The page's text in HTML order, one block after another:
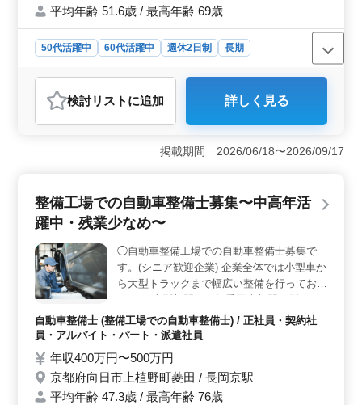
ています ＊1級建築施工管理技士の資格が必
平均年齢 51.6歳 / 最高年齢 69歳
50代活躍中 60代活躍中 週休2日制
長期
派遣社員
おすすめポイント
＜注文住宅施工管理のプロ＞ 木造の注文住宅を中心に
施工管理を行います。新築から改修リフォーム、アフタ
ーフォローまで幅広い業務に携われます。 ＜中高年
働ける環境です。 ＜ブランクのある方も歓迎＞ ブ
ランクのある方も積極的に採用しています。ベテランの
検討リスト に追加 詳しく見る
掲載期間 2026/06/18〜2026/09/17
整備工場での自動車整備士募集〜中高年活
躍中・残業少なめ〜
◯自動車整備工場での自動車整備士募集で
す。(シニア歓迎企業) 企業全体では小型車か
ら大型トラックまで幅広い整備を行っており
いる為、大型整備の苦手な方でも安心です
・定期点検・分解整備 ・車検業務 ・一般修
格保有者優遇致します！ ＊現在ベテランシ
ニアの方も活躍中！ ＊皆様のご応募お待ち
しております！
自動車整備士 (整備工場での自動車整備士) / 正社員・契約社
員・アルバイト・パート・派遣社員
年収400万円〜500万円
京都府向日市上植野町菱田 / 長岡京駅
平均年齢 47.3歳 / 最高年齢 76歳